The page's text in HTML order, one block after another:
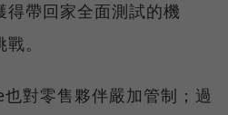
帶回家全面測試的機
。
對零售夥伴嚴加管制；過